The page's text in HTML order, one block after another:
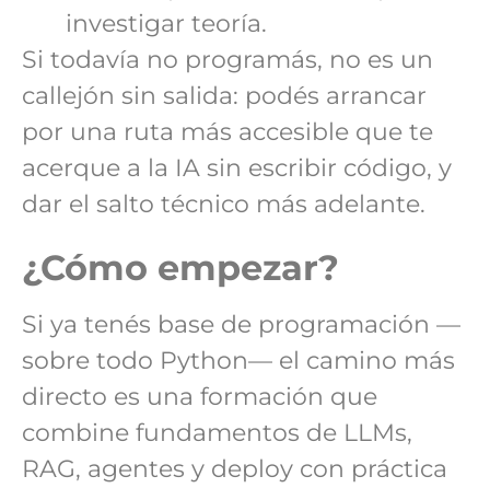
investigar teoría.
Si todavía no programás, no es un
callejón sin salida: podés arrancar
por una ruta más accesible que te
acerque a la IA sin escribir código, y
dar el salto técnico más adelante.
¿Cómo empezar?
Si ya tenés base de programación —
sobre todo Python— el camino más
directo es una formación que
combine fundamentos de LLMs,
RAG, agentes y deploy con práctica